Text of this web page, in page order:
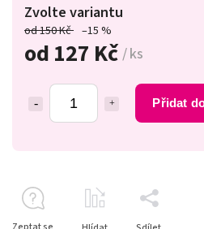
od 150 Kč –15 %
od 127 Kč / ks
Přidat
Zvolte variantu